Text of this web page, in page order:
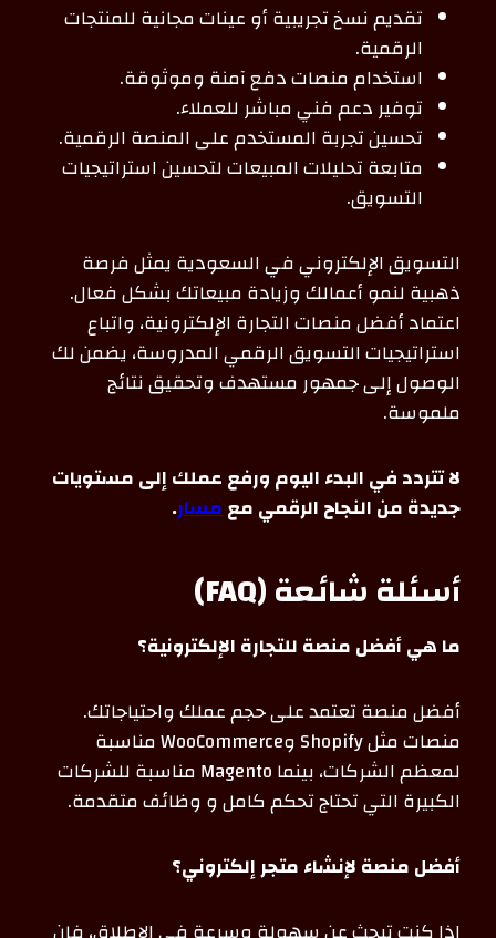
تقديم نسخ تجريبية أو عينات مجانية للمنتجات
الرقمية.
استخدام منصات دفع آمنة وموثوقة.
توفير دعم فني مباشر للعملاء.
تحسين تجربة المستخدم على المنصة الرقمية.
متابعة تحليلات المبيعات لتحسين استراتيجيات
التسويق.
التسويق الإلكتروني في السعودية يمثل فرصة
ذهبية لنمو أعمالك وزيادة مبيعاتك بشكل فعال.
اعتماد أفضل منصات التجارة الإلكترونية، واتباع
استراتيجيات التسويق الرقمي المدروسة، يضمن لك
الوصول إلى جمهور مستهدف وتحقيق نتائج
ملموسة.
لا تتردد في البدء اليوم ورفع عملك إلى مستويات
جديدة من النجاح الرقمي معمسار.
أسئلة شائعة (FAQ)
ما هي أفضل منصة للتجارة الإلكترونية؟
أفضل منصة تعتمد على حجم عملك واحتياجاتك.
منصات مثل Shopify وWooCommerce مناسبة
لمعظم الشركات، بينما Magento مناسبة للشركات
الكبيرة التي تحتاج تحكم كامل و وظائف متقدمة.
أفضل منصة لإنشاء متجر إلكتروني؟